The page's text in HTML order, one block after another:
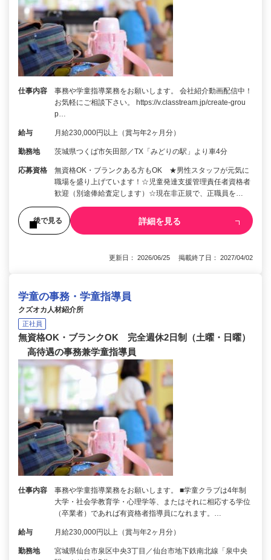
仕事内容
事務や学童指導業務をお願いします。 会社紹介動画配信中！
お気軽にご相談下さい。 https://v.classtream.jp/create-grou
p…
給与 月給230,000円以上（賞与年2ヶ月分）
勤務地 茨城県つくば市矢田部／TX「みどりの駅」より車4分
応募資格
無資格OK・ブランクある方もOK ★男性スタッフが元気に
職場を盛り上げています！☆児童発達支援管理責任者資格者
歓迎（別途俸給査定します）☆現在非正規で、正職員を…
後で見る 詳細を見る
更新日： 2026/06/25 掲載終了日： 2027/04/02
学童の事務・学童指導員
クズオカ人材紹介所
正社員
無資格OK・ブランクOK 完全週休2日制（土曜・日曜）
高待遇の事務兼学童指導員
仕事内容
事務や学童指導業務をお願いします。 ■学童クラブは4年制
大学・社会学教育学・心理学等、またはそれに相応する学位
（卒業者）であれば有資格者指導員になれます。…
給与 月給230,000円以上（賞与年2ヶ月分）
勤務地
宮城県仙台市泉区中央3丁目／仙台市地下鉄南北線「泉中央